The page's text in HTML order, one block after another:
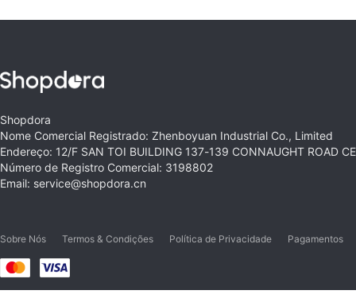
Shopdora
Nome Comercial Registrado: Zhenboyuan Industrial Co., Limited
Endereço: 12/F SAN TOI BUILDING 137-139 CONNAUGHT ROAD
Número de Registro Comercial: 3198802
Email: service@shopdora.cn
Sobre Nós Termos & Condições Política de Privacidade Pagamentos